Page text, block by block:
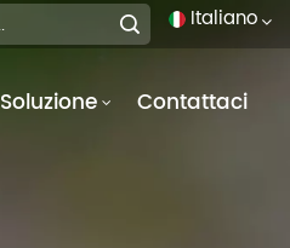
Italiano
Soluzione Contattaci